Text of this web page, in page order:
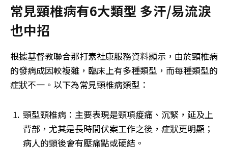
常見頸椎病有6大類型 多汗/易流淚
也中招
根據基督教聯合那打素社康服務資料顯示，由於頸椎病
的發病成因較複雜，臨床上有多種類型，而每種類型的
症狀不一。以下為常見頸椎病類型：
頸型頸椎病：主要表現是頸項痠痛、沉緊，延及上
背部，尤其是長時間伏案工作之後，症狀更明顯；
病人的頸後會有壓痛點或硬結。